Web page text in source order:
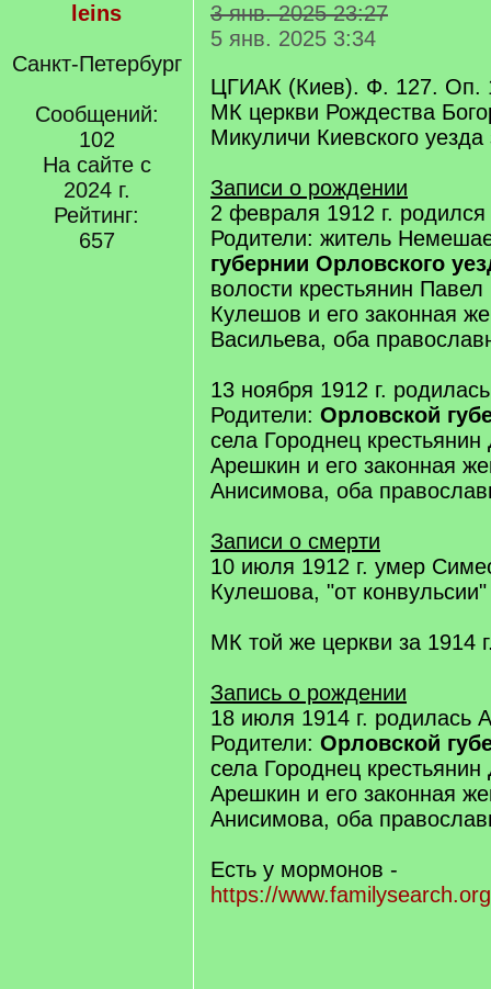
leins
Санкт-Петербург
Сообщений:
102
На сайте с
2024 г.
Рейтинг:
657
3 янв. 2025 23:27
5 янв. 2025 3:34
ЦГИАК (Киев). Ф. 127. Оп.
МК церкви Рождества
Микуличи Киевского уезда
Записи о рождении
2 февраля 1912 г.
Родители: житель
губернии Орловского
волости крестьянин
Кулешов и его законная
Васильева, оба
13 ноября 1912 г.
Родители: Орловской
села Городнец
Арешкин и его законная
Анисимова, оба
Записи о смерти
10 июля 1912 г. умер
Кулешова, "от конвульсии"
МК той же церкви за 1914
Запись о рождении
18 июля 1914 г. родилась
Родители: Орловской
села Городнец
Арешкин и его законная
Анисимова, оба
Есть у мормонов -
https://